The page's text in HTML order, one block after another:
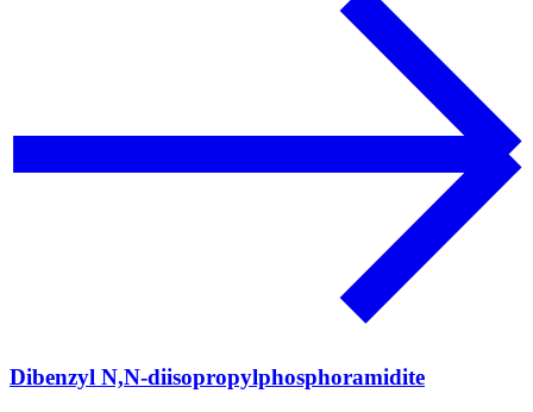
Dibenzyl N,N-diisopropylphosphoramidite